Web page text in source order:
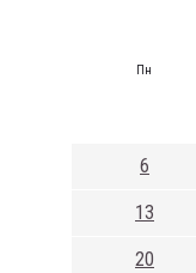
Пн
6
13
20